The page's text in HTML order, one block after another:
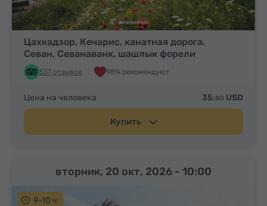
Цахкадзор, Кечарис, канатная дорога,
Севан, Севанаванк, шашлык форели
537 отзывов 98% рекомендуют
Цена на человека 35.80 USD
Купить
9-10 ч
вторник, 20 окт, 2026 - 10:00